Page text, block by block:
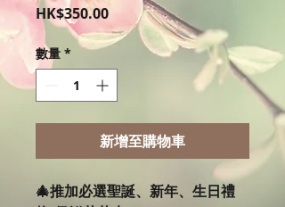
HK$350.00價
格
數量 *
新增至購物車
🎄推加必選聖誕、新年、生日禮